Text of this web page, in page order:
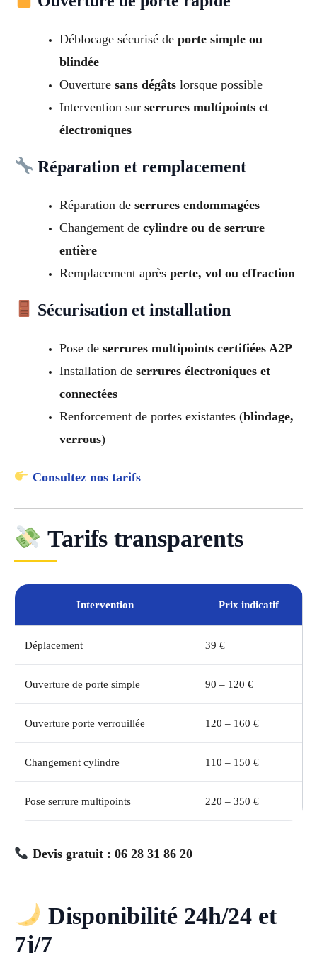
Déblocage sécurisé de porte simple ou
blindée
Ouverture sans dégâtslorsque possible
Intervention sur serrures multipoints et
électroniques
Réparation et remplacement
Réparation de serrures endommagées
Changement de cylindre ou de serrure
entière
Remplacement après perte, vol ou effraction
Sécurisation et installation
Pose de serrures multipoints certifiées A2P
Installation de serrures électroniques et
connectées
Renforcement de portes existantes (blindage,
verrous)
Consultez nos tarifs
Tarifs transparents
Intervention Prix indicatif
Déplacement 39 €
Ouverture de porte simple 90 – 120 €
Ouverture porte verrouillée 120 – 160 €
Changement cylindre 110 – 150 €
Pose serrure multipoints 220 – 350 €
Devis gratuit : 06 28 31 86 20
Disponibilité 24h/24 et
7j/7